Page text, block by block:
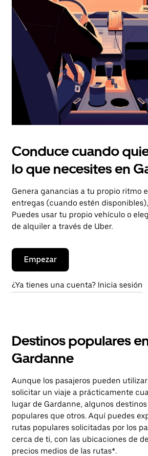
el
botón
escape
el
calendario.
Conduce cuando
lo que necesites en
Genera ganancias a tu propio ritmo
entregas (cuando estén
Puedes usar tu propio vehículo o
de alquiler a través de Uber.
Empezar
¿Ya tienes una cuenta? Inicia sesión
Destinos populares
Gardanne
Aunque los pasajeros pueden
solicitar un viaje a prácticamente
lugar de Gardanne, algunos
populares que otros. Aquí puedes
rutas populares solicitadas por los
cerca de ti, con las ubicaciones de
precios medios de las rutas*.